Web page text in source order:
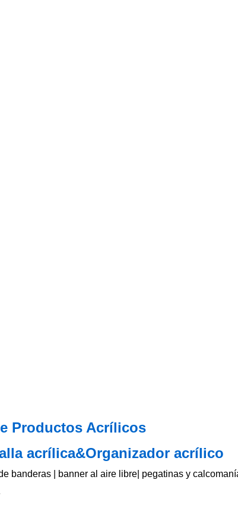
Productos Acrílicos
acrílica&Organizador acrílico
banderas | banner al aire libre| pegatinas y